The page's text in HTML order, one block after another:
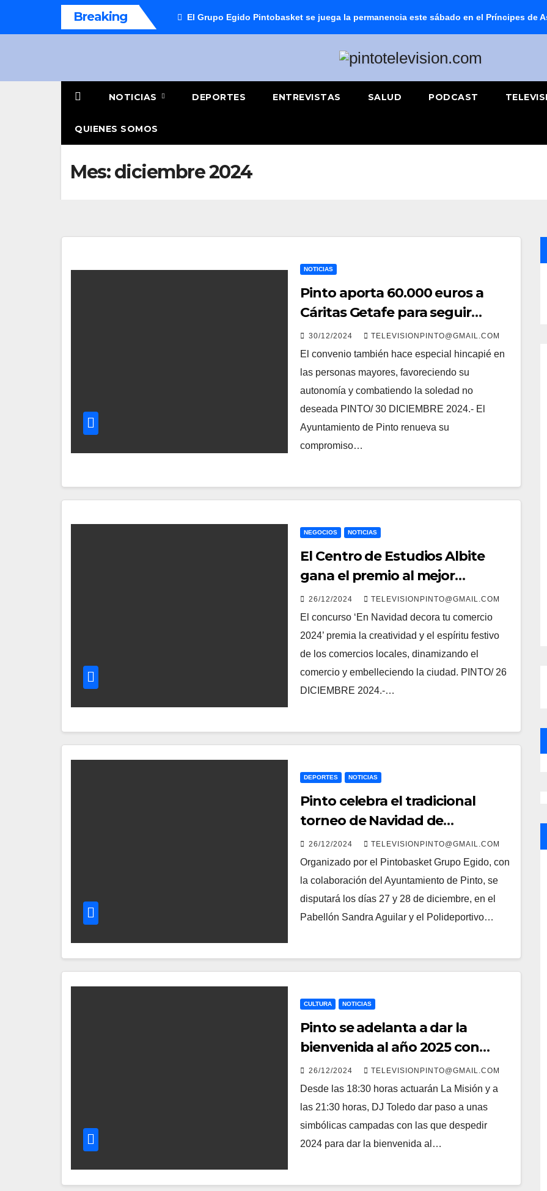
Breaking El Grupo Egido Pintobasket se juega la permanencia este sábado en el Príncipes de
NOTICIAS DEPORTES ENTREVISTAS SALUD PODCAST
QUIENES SOMOS
Mes:diciembre 2024
NOTICIAS
Pinto aporta 60.000 euros a
Cáritas Getafe para seguir
cubriendo las necesidades
básicas de las familias
vulnerables
30/12/2024 TELEVISIONPINTO@GMAIL.COM
El convenio también hace especial hincapié en
las personas mayores, favoreciendo su
autonomía y combatiendo la soledad no
deseada PINTO/ 30 DICIEMBRE 2024.- El
Ayuntamiento de Pinto renueva su
compromiso…
NEGOCIOS NOTICIAS
El Centro de Estudios Albite
gana el premio al mejor
escaparate navideño de Pinto
por segundo año consecutivo
26/12/2024 TELEVISIONPINTO@GMAIL.COM
El concurso ‘En Navidad decora tu comercio
2024’ premia la creatividad y el espíritu festivo
de los comercios locales, dinamizando el
comercio y embelleciendo la ciudad. PINTO/ 26
DICIEMBRE 2024.-…
DEPORTES NOTICIAS
Pinto celebra el tradicional
torneo de Navidad de
baloncesto a favor de la
investigación contra el cáncer
infantil
26/12/2024 TELEVISIONPINTO@GMAIL.COM
Organizado por el Pintobasket Grupo Egido, con
la colaboración del Ayuntamiento de Pinto, se
disputará los días 27 y 28 de diciembre, en el
Pabellón Sandra Aguilar y el Polideportivo…
CULTURA NOTICIAS
Pinto se adelanta a dar la
bienvenida al año 2025 con
unas divertidas y
multitudinarias Preuvas
26/12/2024 TELEVISIONPINTO@GMAIL.COM
Desde las 18:30 horas actuarán La Misión y a
las 21:30 horas, DJ Toledo dar paso a unas
simbólicas campadas con las que despedir
2024 para dar la bienvenida al…